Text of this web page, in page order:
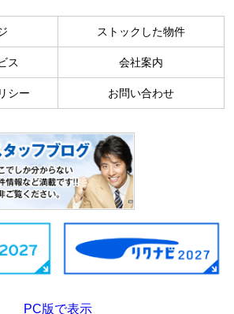
ストックした物件
ス 会社案内
シー お問い合わせ
PC版で表示